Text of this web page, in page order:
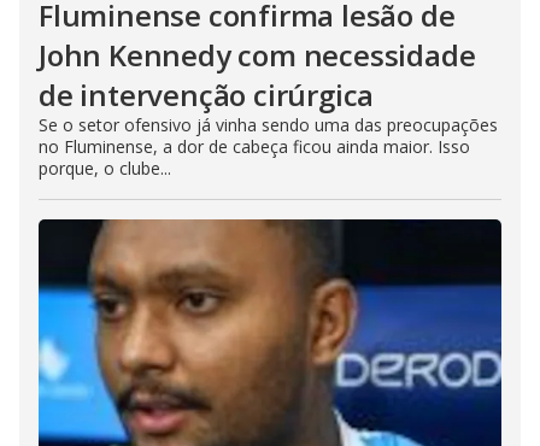
Fluminense confirma lesão de
John Kennedy com necessidade
de intervenção cirúrgica
Se o setor ofensivo já vinha sendo uma das preocupações
no Fluminense, a dor de cabeça ficou ainda maior. Isso
porque, o clube...